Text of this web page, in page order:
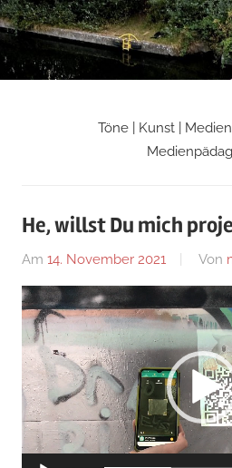
Zum
Inhalt
springen
Martin
Blog
Töne | Kunst |
He, willst Du mich
Am 14. November 2021 Von
Video-
Player